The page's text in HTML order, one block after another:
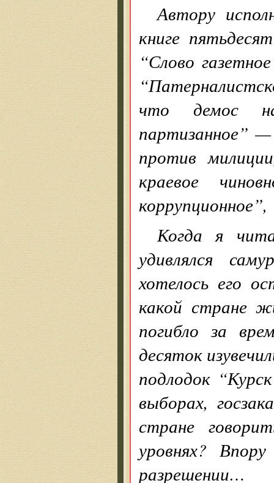
Автору
книге
“Слово
что демос
партизанное” —
против
краевое
Когда я
удивлялся
хотелось его
какой стране
погибло за
десяток
подлодок
выборах,
стране
уровнях?
разрешении…